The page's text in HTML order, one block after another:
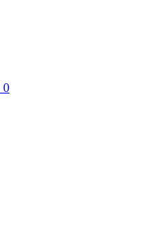
0